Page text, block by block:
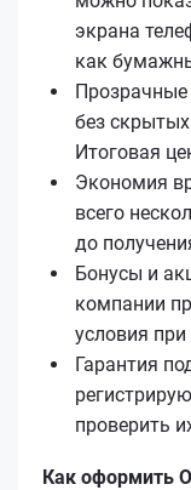
экрана
как
без
Итоговая
Экономия
всего
до
Бонусы и
компании
условия при
Гарантия
проверить
Как оформить